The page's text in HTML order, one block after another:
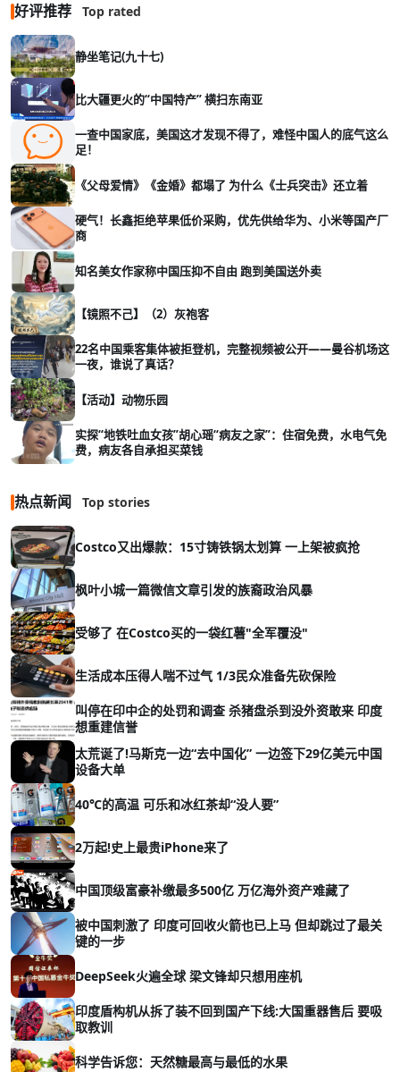
好评推荐 Top rated
静坐笔记(九十七)
比大疆更火的“中国特产” 横扫东南亚
一查中国家底，美国这才发现不得了，难怪中国人的底气这么
足！
《父母爱情》《金婚》都塌了 为什么《士兵突击》还立着
硬气！长鑫拒绝苹果低价采购，优先供给华为、小米等国产厂
商
知名美女作家称中国压抑不自由 跑到美国送外卖
【镜照不己】（2）灰袍客
22名中国乘客集体被拒登机，完整视频被公开——曼谷机场这
一夜，谁说了真话？
【活动】动物乐园
实探“地铁吐血女孩”胡心瑶“病友之家”：住宿免费，水电气免
费，病友各自承担买菜钱
热点新闻 Top stories
Costco又出爆款：15寸铸铁锅太划算 一上架被疯抢
枫叶小城一篇微信文章引发的族裔政治风暴
受够了 在Costco买的一袋红薯"全军覆没"
生活成本压得人喘不过气 1/3民众准备先砍保险
叫停在印中企的处罚和调查 杀猪盘杀到没外资敢来 印度
想重建信誉
太荒诞了!马斯克一边“去中国化” 一边签下29亿美元中国
设备大单
40℃的高温 可乐和冰红茶却“没人要”
2万起!史上最贵iPhone来了
中国顶级富豪补缴最多500亿 万亿海外资产难藏了
被中国刺激了 印度可回收火箭也已上马 但却跳过了最关
键的一步
DeepSeek火遍全球 梁文锋却只想用座机
印度盾构机从拆了装不回到国产下线:大国重器售后 要吸
取教训
科学告诉您：天然糖最高与最低的水果